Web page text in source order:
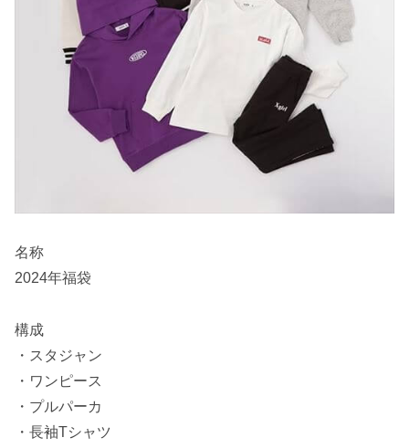
名称
2024年福袋
構成
・スタジャン
・ワンピース
・プルパーカ
・長袖Tシャツ